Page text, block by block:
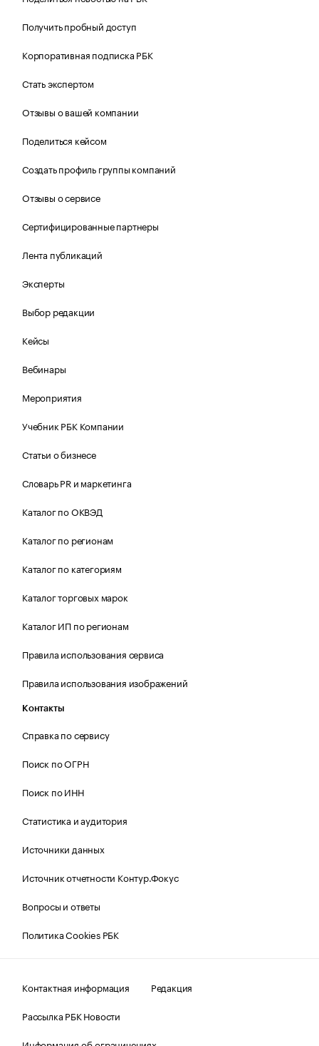
Получить пробный доступ
Корпоративная подписка РБК
Стать экспертом
Отзывы о вашей компании
Поделиться кейсом
Создать профиль группы компаний
Отзывы о сервисе
Сертифицированные партнеры
Лента публикаций
Эксперты
Выбор редакции
Кейсы
Вебинары
Мероприятия
Учебник РБК Компании
Статьи о бизнесе
Словарь PR и маркетинга
Каталог по ОКВЭД
Каталог по регионам
Каталог по категориям
Каталог торговых марок
Каталог ИП по регионам
Правила использования сервиса
Правила использования изображений
Контакты
Справка по сервису
Поиск по ОГРН
Поиск по ИНН
Статистика и аудитория
Источники данных
Источник отчетности Контур.Фокус
Вопросы и ответы
Политика Cookies РБК
Контактная информация
Редакция
Рассылка РБК Новости